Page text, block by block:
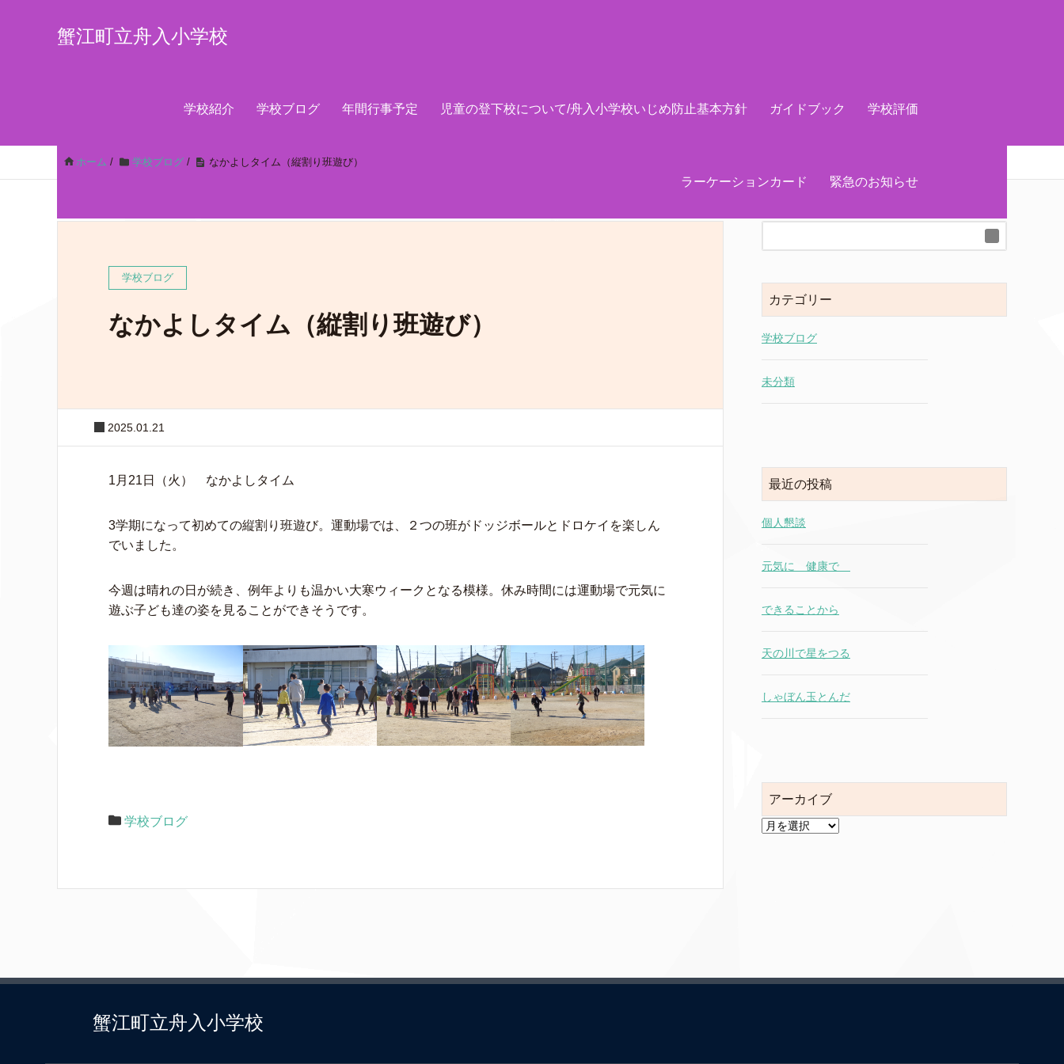
蟹江町立舟入小学校
学校紹介 学校ブログ 年間行事予定 児童の登下校について/舟入小学校いじめ防止基本方針 ガイドブック 学校評価
ラーケーションカード 緊急のお知らせ
ホーム / 学校ブログ / なかよしタイム（縦割り班遊び）
学校ブログ
なかよしタイム（縦割り班遊び）
2025.01.21
1月21日（火） なかよしタイム
3学期になって初めての縦割り班遊び。運動場では、２つの班がドッジボールとドロケイを楽しん
でいました。
今週は晴れの日が続き、例年よりも温かい大寒ウィークとなる模様。休み時間には運動場で元気に
遊ぶ子ども達の姿を見ることができそうです。
学校ブログ
カテゴリー
学校ブログ
未分類
最近の投稿
個人懇談
元気に 健康で
できることから
天の川で星をつる
しゃぼん玉とんだ
アーカイブ
ア
蟹江町立舟入小学校